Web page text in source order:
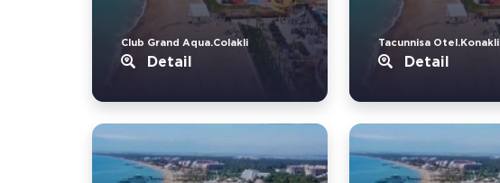
Club Grand Aqua.Colakli
Detail
Tacunnisa Otel.Konakli
Detail